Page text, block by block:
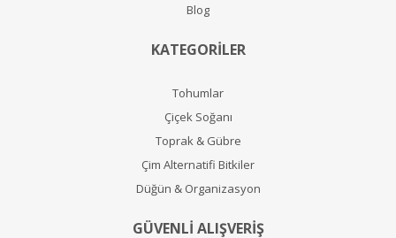
Blog
KATEGORİLER
Tohumlar
Çiçek Soğanı
Toprak & Gübre
Çim Alternatifi Bitkiler
Düğün & Organizasyon
GÜVENLİ ALIŞVERİŞ